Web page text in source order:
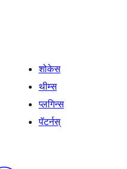
शोकेस
थीम्स
प्लगिन्स
पॅटर्नस्